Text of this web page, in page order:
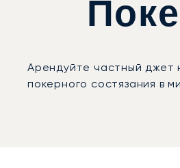
Арендуйте частный джет
покерного состязания в